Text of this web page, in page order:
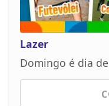
Lazer
Domingo é dia